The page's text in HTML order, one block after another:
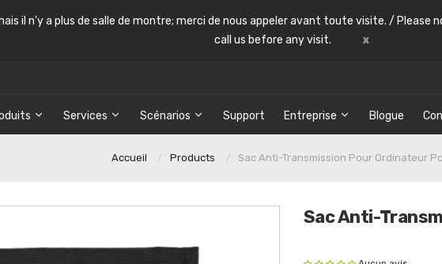
il n'y a plus de salle de montre; merci de nous appeler avant toute visite. / Please
call us before any visit.
x
Services Scénarios Support Entreprise Blogue
Accueil Products Sac Anti-Transmission Pour Ordinateur
Sac Anti-